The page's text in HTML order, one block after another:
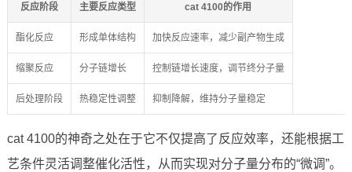
反应阶段 主要反应类型 cat 4100的作用
酯化反应 形成单体结构 加快反应速率，减少副产物生成
缩聚反应 分子链增长 控制链增长速度，调节终分子量
后处理阶段 热稳定性调整 抑制降解，维持分子量稳定
cat 4100的神奇之处在于它不仅提高了反应效率，还能根据工
艺条件灵活调整催化活性，从而实现对分子量分布的“微调”。